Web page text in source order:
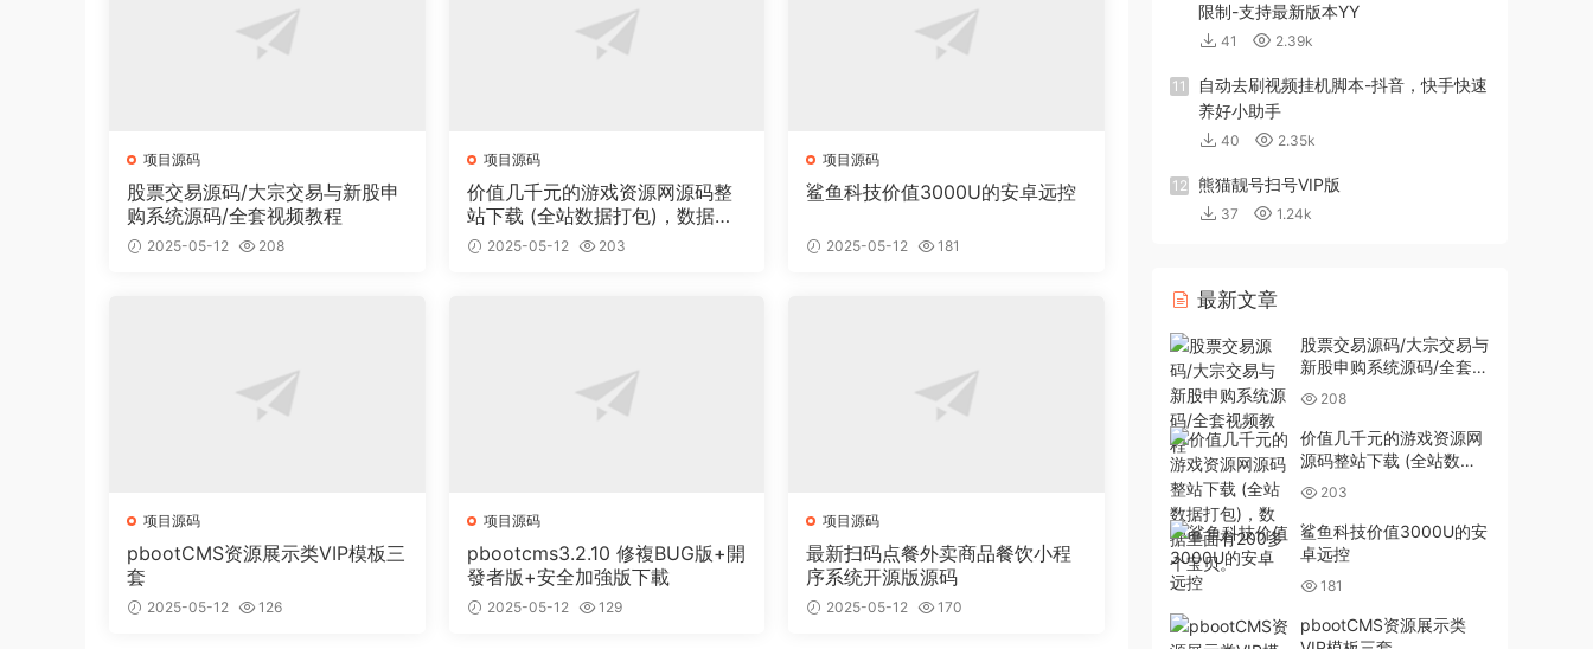
项目源码
股票交易源码/大宗交易与新股申
购系统源码/全套视频教程
2025-05-12 208
项目源码
价值几千元的游戏资源网源码整
站下载 (全站数据打包)，数据里
面有200多个宝贝。
2025-05-12 203
项目源码
鲨鱼科技价值3000U的安卓远控
2025-05-12 181
项目源码
pbootCMS资源展示类VIP模板三
套
2025-05-12 126
项目源码
pbootcms3.2.10 修複BUG版+開
發者版+安全加強版下載
2025-05-12 129
项目源码
最新扫码点餐外卖商品餐饮小程
序系统开源版源码
2025-05-12 170
限制-支持最新版本YY
41 2.39k
11
自动去刷视频挂机脚本-抖音，快手快速
养好小助手
40 2.35k
12 熊猫靓号扫号VIP版
37 1.24k
最新文章
股票交易源码/大宗交易与
新股申购系统源码/全套视
频教程
208
价值几千元的游戏资源网
源码整站下载 (全站数据
打包)，数据里面有200多
个宝贝。
203
鲨鱼科技价值3000U的安
卓远控
181
pbootCMS资源展示类